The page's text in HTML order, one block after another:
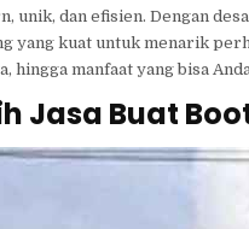
unik, dan efisien. Dengan
yang kuat untuk menarik
hingga manfaat yang bisa
Jasa Buat